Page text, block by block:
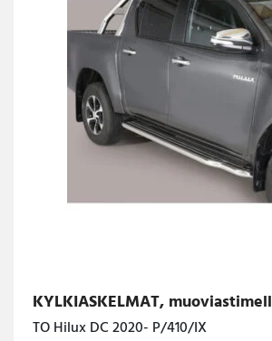
KYLKIASKELMAT,
TO Hilux DC 2020- P/410/IX